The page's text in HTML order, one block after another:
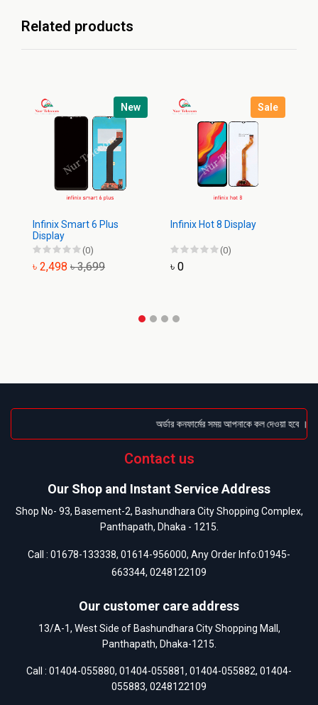
Related products
New
Infinix Smart 6 Plus
Display
(0)
৳ 2,498 ৳ 3,699
Sale
Infinix Hot 8 Display
(0)
৳ 0
অর্ডার কনফার্মের সময় আপনাকে কল দেওয়া হবে ।
Contact us
Our Shop and Instant Service Address
Shop No- 93, Basement-2, Bashundhara City Shopping Complex,
Panthapath, Dhaka - 1215.
Call : 01678-133338, 01614-956000, Any Order Info:01945-
663344, 0248122109
Our customer care address
13/A-1, West Side of Bashundhara City Shopping Mall,
Panthapath, Dhaka-1215.
Call : 01404-055880, 01404-055881, 01404-055882, 01404-
055883, 0248122109